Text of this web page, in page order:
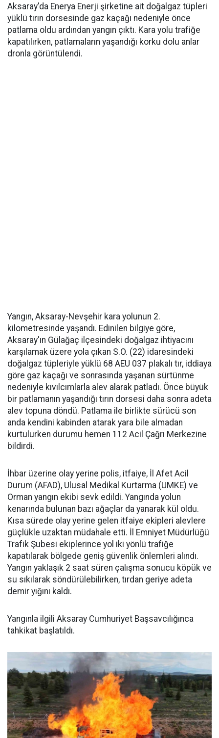
Aksaray'da Enerya Enerji şirketine ait doğalgaz tüpleri
yüklü tırın dorsesinde gaz kaçağı nedeniyle önce
patlama oldu ardından yangın çıktı. Kara yolu trafiğe
kapatılırken, patlamaların yaşandığı korku dolu anlar
dronla görüntülendi.
Yangın, Aksaray-Nevşehir kara yolunun 2.
kilometresinde yaşandı. Edinilen bilgiye göre,
Aksaray'ın Gülağaç ilçesindeki doğalgaz ihtiyacını
karşılamak üzere yola çıkan S.O. (22) idaresindeki
doğalgaz tüpleriyle yüklü 68 AEU 037 plakalı tır, iddiaya
göre gaz kaçağı ve sonrasında yaşanan sürtünme
nedeniyle kıvılcımlarla alev alarak patladı. Önce büyük
bir patlamanın yaşandığı tırın dorsesi daha sonra adeta
alev topuna döndü. Patlama ile birlikte sürücü son
anda kendini kabinden atarak yara bile almadan
kurtulurken durumu hemen 112 Acil Çağrı Merkezine
bildirdi.
İhbar üzerine olay yerine polis, itfaiye, İl Afet Acil
Durum (AFAD), Ulusal Medikal Kurtarma (UMKE) ve
Orman yangın ekibi sevk edildi. Yangında yolun
kenarında bulunan bazı ağaçlar da yanarak kül oldu.
Kısa sürede olay yerine gelen itfaiye ekipleri alevlere
güçlükle uzaktan müdahale etti. İl Emniyet Müdürlüğü
Trafik Şubesi ekiplerince yol iki yönlü trafiğe
kapatılarak bölgede geniş güvenlik önlemleri alındı.
Yangın yaklaşık 2 saat süren çalışma sonucu köpük ve
su sıkılarak söndürülebilirken, tırdan geriye adeta
demir yığını kaldı.
Yangınla ilgili Aksaray Cumhuriyet Başsavcılığınca
tahkikat başlatıldı.